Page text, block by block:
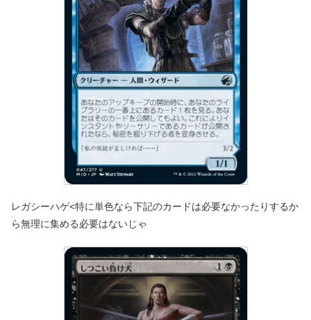
レガシーハゲ<特に単色なら下記のカードは必要なかったりするか
ら無理に集める必要はないじゃ